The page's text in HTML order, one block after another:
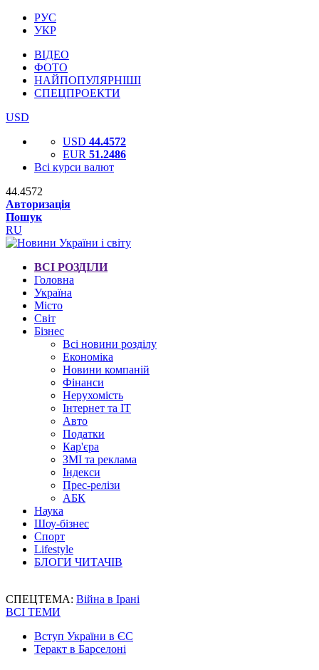
РУС
УКР
ВІДЕО
ФОТО
НАЙПОПУЛЯРНІШІ
СПЕЦПРОЕКТИ
USD
USD 44.4572
EUR 51.2486
Всі курси валют
44.4572
Авторизація
Пошук
RU
ВСІ РОЗДІЛИ
Головна
Україна
Місто
Світ
Бізнес
Всі новини розділу
Економіка
Новини компаній
Фінанси
Нерухомість
Інтернет та IT
Авто
Податки
Кар'єра
ЗМІ та реклама
Індекси
Прес-релізи
АБК
Наука
Шоу-бізнес
Спорт
Lifestyle
БЛОГИ ЧИТАЧІВ
СПЕЦТЕМА: Війна в Ірані
ВСІ ТЕМИ
Вступ України в ЄС
Теракт в Барселоні